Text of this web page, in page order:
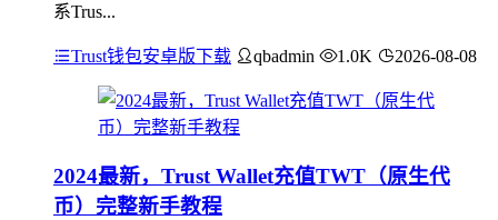
系Trus...
Trust钱包安卓版下载 qbadmin 1.0K 2026-08-08
2024最新，Trust Wallet充值TWT（原生代
币）完整新手教程